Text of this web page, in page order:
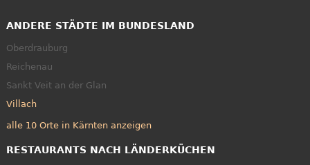
ANDERE STÄDTE IM BUNDESLAND
Oberdrauburg
Reichenau
Sankt Veit an der Glan
Villach
alle 10 Orte in Kärnten anzeigen
RESTAURANTS NACH LÄNDERKÜCHEN